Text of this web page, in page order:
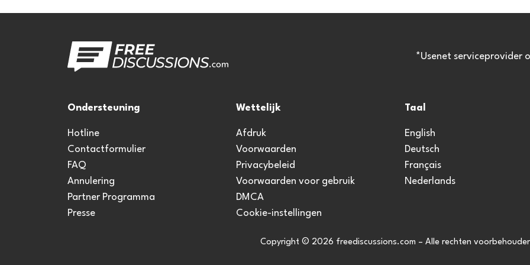
*Usenet serviceprovider
Ondersteuning
Hotline
Contactformulier
FAQ
Annulering
Partner Programma
Presse
Wettelijk
Afdruk
Voorwaarden
Privacybeleid
Voorwaarden voor gebruik
DMCA
Cookie-instellingen
Taal
English
Deutsch
Français
Nederlands
Copyright © 2026 freediscussions.com – Alle rechten